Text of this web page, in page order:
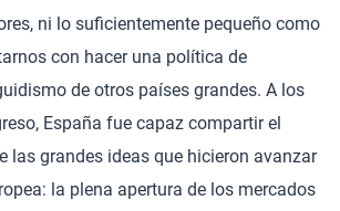
ni lo suficientemente pequeño como
con hacer una política de
de otros países grandes. A los
España fue capaz compartir el
las grandes ideas que hicieron avanzar
la plena apertura de los mercados